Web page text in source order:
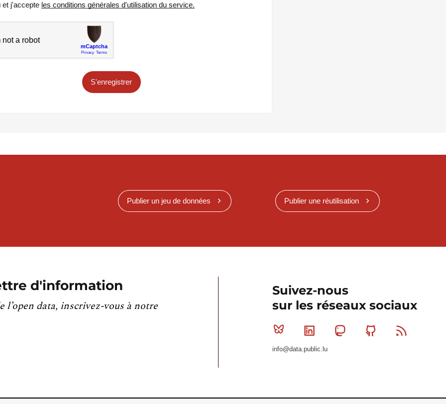
et j'accepte les conditions générales d'utilisation du service.
S'enregistrer
Publier un jeu de données Publier une réutilisation
d'information
l’open data, inscrivez-vous à notre
Suivez-nous
sur les réseaux sociaux
Bluesky Linkedin MastodonGithub
info@data.public.lu